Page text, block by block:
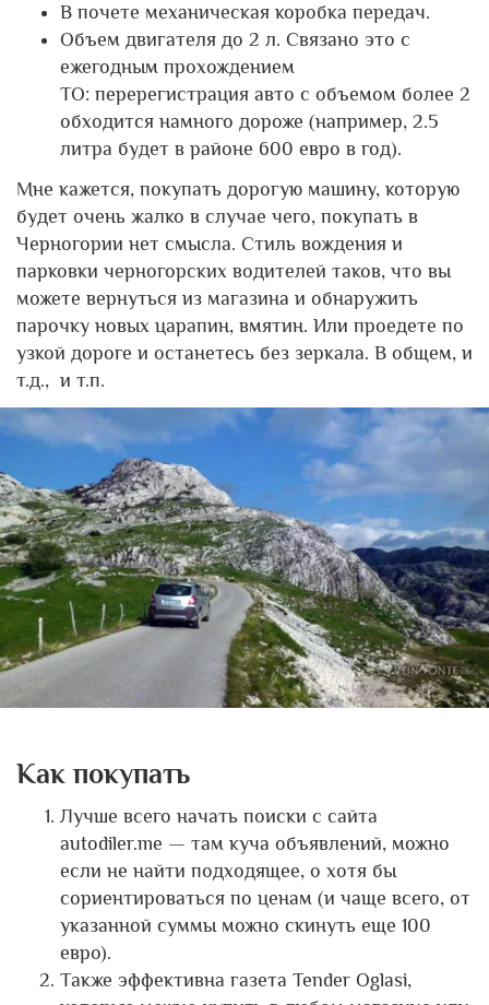
В почете механическая коробка передач.
Объем двигателя до 2 л. Связано это с
ежегодным прохождением
ТО: перерегистрация авто с объемом более 2
обходится намного дороже (например, 2.5
литра будет в районе 600 евро в год).
Мне кажется, покупать дорогую машину, которую
будет очень жалко в случае чего, покупать в
Черногории нет смысла. Стиль вождения и
парковки черногорских водителей таков, что вы
можете вернуться из магазина и обнаружить
парочку новых царапин, вмятин. Или проедете по
узкой дороге и останетесь без зеркала. В общем, и
т.д., и т.п.
Как покупать
Лучше всего начать поиски с сайта
autodiler.me — там куча объявлений, можно
если не найти подходящее, о хотя бы
сориентироваться по ценам (и чаще всего, от
указанной суммы можно скинуть еще 100
евро).
Также эффективна газета Tender Oglasi,